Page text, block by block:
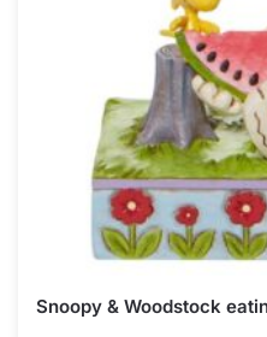
Snoopy & Woodstock